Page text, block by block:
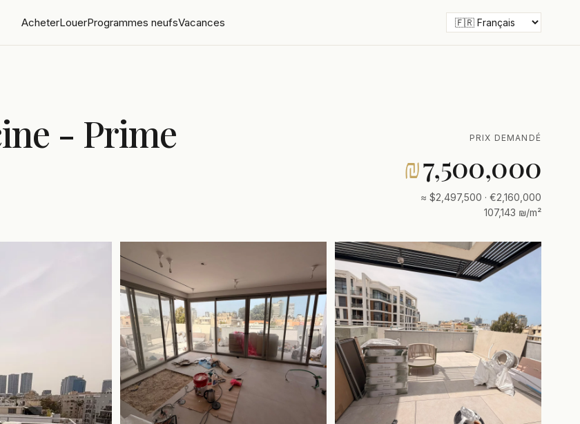
AcheterLouerProgrammes neufsVacances
- Prime
PRIX DEMANDÉ
₪7,500,000
≈ $2,497,500 · €2,160,000
107,143 ₪/m²